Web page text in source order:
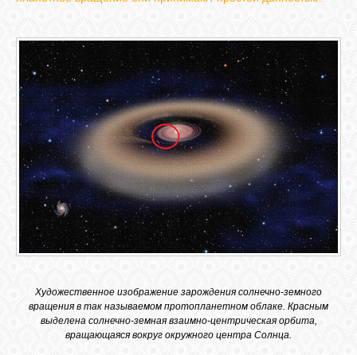
СВЯЗЬ
ВХОД
RSS
Художественное изображение зарождения солнечно-земного
вращения в так называемом протопланетном облаке. Красным
выделена солнечно-земная взаимно-центрическая орбита,
вращающаяся вокруг окружного центра Солнца.